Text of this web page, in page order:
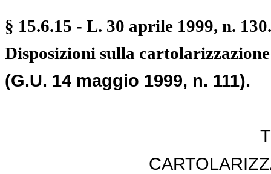
§ 15.6.15 - L. 30 aprile 1999, n. 130.
Disposizioni sulla
(G.U. 14 maggio 1999, n. 111).